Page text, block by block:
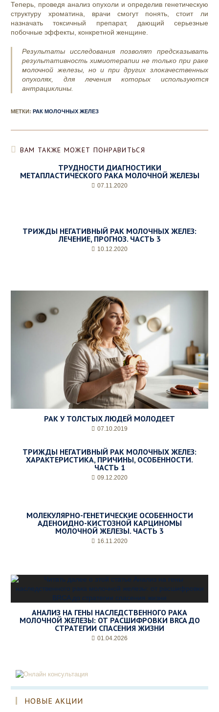
Теперь, проведя анализ опухоли и определив генетическую
структуру хроматина, врачи смогут понять, стоит ли
назначать токсичный препарат, дающий серьезные
побочные эффекты, конкретной женщине.
Результаты исследования позволят предсказывать
результативность химиотерапии не только при раке
молочной железы, но и при других злокачественных
опухолях, для лечения которых используются
антрациклины.
МЕТКИ:РАК МОЛОЧНЫХ ЖЕЛЕЗ
ВАМ ТАКЖЕ МОЖЕТ ПОНРАВИТЬСЯ
ТРУДНОСТИ ДИАГНОСТИКИ
МЕТАПЛАСТИЧЕСКОГО РАКА МОЛОЧНОЙ ЖЕЛЕЗЫ
07.11.2020
ТРИЖДЫ НЕГАТИВНЫЙ РАК МОЛОЧНЫХ ЖЕЛЕЗ:
ЛЕЧЕНИЕ, ПРОГНОЗ. ЧАСТЬ 3
10.12.2020
РАК У ТОЛСТЫХ ЛЮДЕЙ МОЛОДЕЕТ
07.10.2019
ТРИЖДЫ НЕГАТИВНЫЙ РАК МОЛОЧНЫХ ЖЕЛЕЗ:
ХАРАКТЕРИСТИКА, ПРИЧИНЫ, ОСОБЕННОСТИ.
ЧАСТЬ 1
09.12.2020
МОЛЕКУЛЯРНО-ГЕНЕТИЧЕСКИЕ ОСОБЕННОСТИ
АДЕНОИДНО-КИСТОЗНОЙ КАРЦИНОМЫ
МОЛОЧНОЙ ЖЕЛЕЗЫ. ЧАСТЬ 3
16.11.2020
АНАЛИЗ НА ГЕНЫ НАСЛЕДСТВЕННОГО РАКА
МОЛОЧНОЙ ЖЕЛЕЗЫ: ОТ РАСШИФРОВКИ BRCA ДО
СТРАТЕГИИ СПАСЕНИЯ ЖИЗНИ
01.04.2026
НОВЫЕ АКЦИИ